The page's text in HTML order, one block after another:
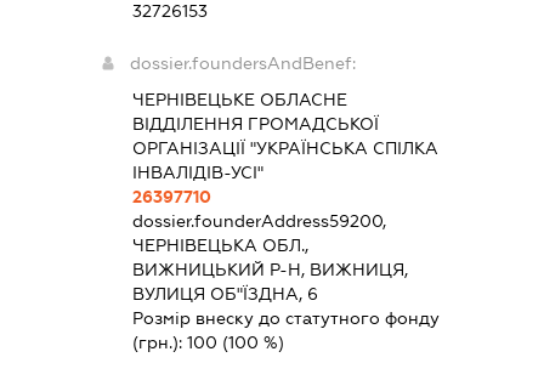
32726153
dossier.foundersAndBenef:
ЧЕРНІВЕЦЬКЕ ОБЛАСНЕ
ВІДДІЛЕННЯ ГРОМАДСЬКОЇ
ОРГАНІЗАЦІЇ "УКРАЇНСЬКА СПІЛКА
ІНВАЛІДІВ-УСІ"
26397710
dossier.founderAddress59200,
ЧЕРНІВЕЦЬКА ОБЛ.,
ВИЖНИЦЬКИЙ Р-Н, ВИЖНИЦЯ,
ВУЛИЦЯ ОБ"ЇЗДНА, 6
Розмір внеску до статутного фонду
(грн.):100 (100 %)